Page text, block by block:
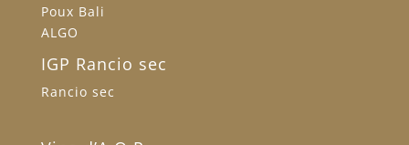
Poux Bali
ALGO
IGP Rancio sec
Rancio sec